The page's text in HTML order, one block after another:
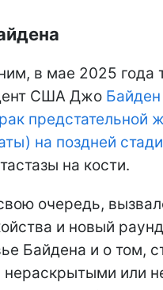
в мае 2025 года
США Джо Байден
предстательной
на поздней
на кости.
очередь,
и новый
Байдена и о том,
нераскрытыми или